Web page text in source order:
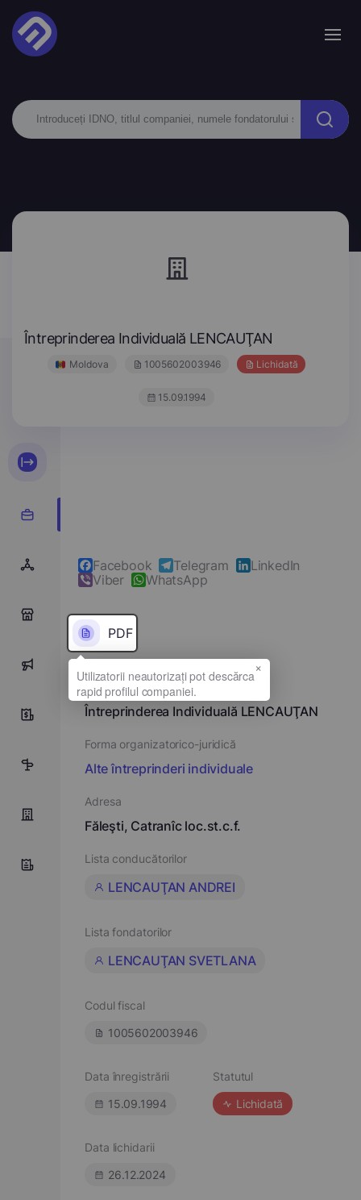
Întreprinderea Individuală LENCAUŢAN
Moldova 1005602003946 Lichidată
15.09.1994
5
10
Facebook Telegram
LinkedIn
Viber
WhatsApp
PDF
Denumirea completă
Întreprinderea Individuală LENCAUŢAN
Forma organizatorico-juridică
Alte întreprinderi individuale
Adresa
Făleşti, Catranîc loc.st.c.f.
Lista conducătorilor
LENCAUŢAN ANDREI
Lista fondatorilor
LENCAUŢAN SVETLANA
Codul fiscal
1005602003946
Data înregistrării
15.09.1994
Statutul
Lichidată
Data lichidarii
26.12.2024
×